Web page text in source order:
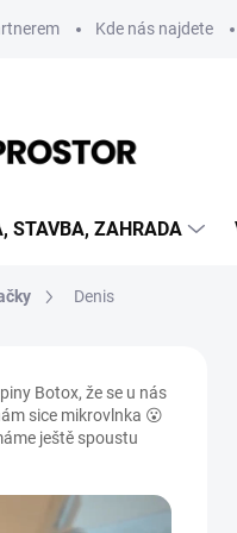
Kde nás najdete
STAVBA, ZAHRADA
Denis
Botox, že se u nás
sice mikrovlnka 😮
ještě spoustu